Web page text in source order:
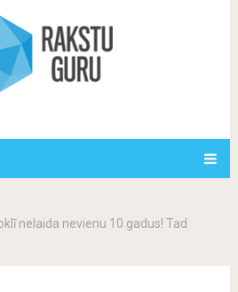
nelaida nevienu 10 gadus! Tad